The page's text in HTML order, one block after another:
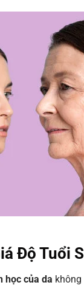
Độ Tuổi
học của da